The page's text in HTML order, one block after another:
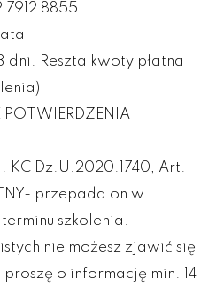
7912 8855
dni. Reszta kwoty płatna
POTWIERDZENIA
KC Dz.U.2020.1740, Art.
przepada on w
szkolenia.
nie możesz zjawić się
o informację min. 14